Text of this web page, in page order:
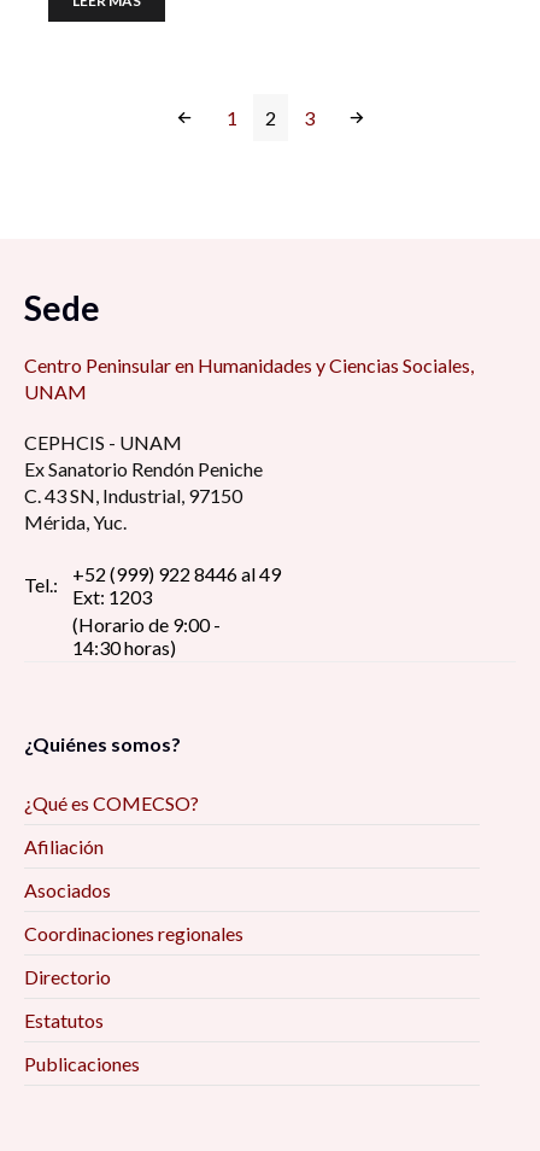
1 2 3
Sede
Centro Peninsular en Humanidades y Ciencias Sociales,
UNAM
CEPHCIS - UNAM
Ex Sanatorio Rendón Peniche
C. 43 SN, Industrial, 97150
Mérida, Yuc.
Tel.:
+52 (999) 922 8446 al 49
Ext: 1203
(Horario de 9:00 -
14:30 horas)
¿Quiénes somos?
¿Qué es COMECSO?
Afiliación
Asociados
Coordinaciones regionales
Directorio
Estatutos
Publicaciones